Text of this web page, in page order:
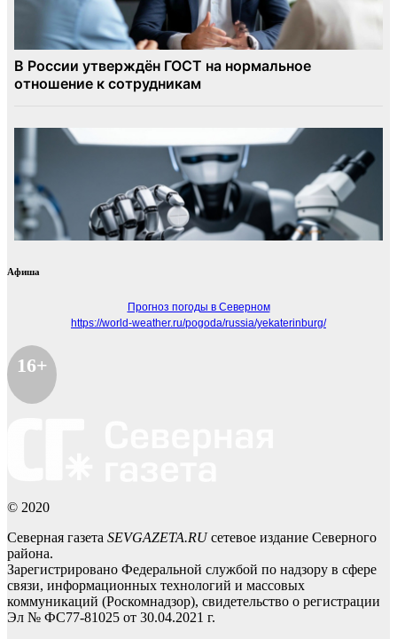
Афиша
Прогноз погоды в Северном
https://world-weather.ru/pogoda/russia/yekaterinburg/
16+
© 2020
Северная газета SEVGAZETA.RUсетевое издание Северного
района.
Зарегистрировано Федеральной службой по надзору в сфере
связи, информационных технологий и массовых
коммуникаций (Роскомнадзор), свидетельство о регистрации
Эл № ФС77-81025 от 30.04.2021 г.